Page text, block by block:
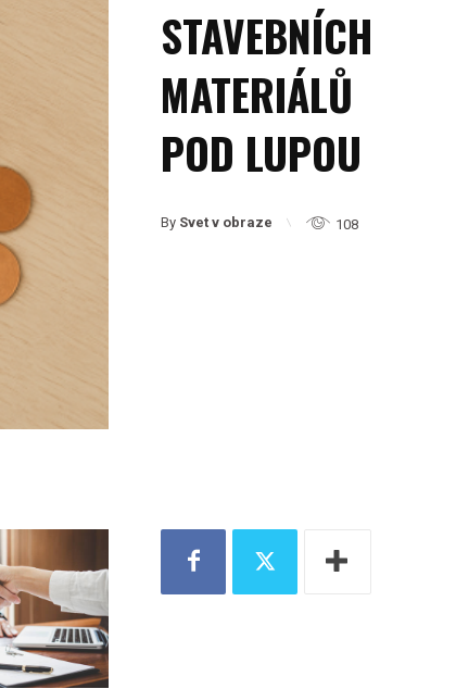
STAVEBNÍCH
MATERIÁLŮ
POD LUPOU
By Svet v obraze 108